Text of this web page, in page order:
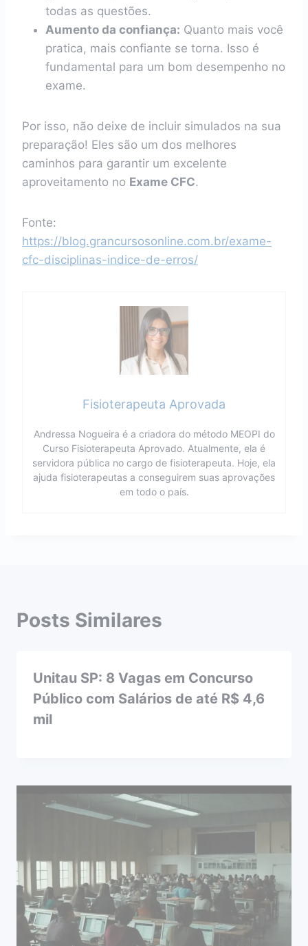
todas as questões.
Aumento da confiança: Quanto mais você
pratica, mais confiante se torna. Isso é
fundamental para um bom desempenho no
exame.
Por isso, não deixe de incluir simulados na sua
preparação! Eles são um dos melhores
caminhos para garantir um excelente
aproveitamento no Exame CFC.
Fonte:
https://blog.grancursosonline.com.br/exame-
cfc-disciplinas-indice-de-erros/
Fisioterapeuta Aprovada
Andressa Nogueira é a criadora do método MEOPI do
Curso Fisioterapeuta Aprovado. Atualmente, ela é
servidora pública no cargo de fisioterapeuta. Hoje, ela
ajuda fisioterapeutas a conseguirem suas aprovações
em todo o país.
Posts Similares
Unitau SP: 8 Vagas em Concurso
Público com Salários de até R$ 4,6
mil